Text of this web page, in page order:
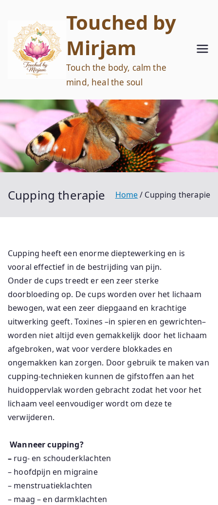
inhoud
Touched by
Mirjam
Touch the body, calm the
mind, heal the soul
Cupping therapie Home Cupping therapie
Cupping heeft een enorme dieptewerking en is
vooral effectief in de bestrijding van pijn.
Onder de cups treedt er een zeer sterke
doorbloeding op. De cups worden over het lichaam
bewogen, wat een zeer diepgaand en krachtige
uitwerking geeft. Toxines –in spieren en gewrichten–
worden niet altijd even gemakkelijk door het lichaam
afgebroken, wat voor verdere blokkades en
ongemakken kan zorgen. Door gebruik te maken van
cupping-technieken kunnen de gifstoffen aan het
huidoppervlak worden gebracht zodat het voor het
lichaam veel eenvoudiger wordt om deze te
verwijderen.
Wanneer cupping?
– rug- en schouderklachten
– hoofdpijn en migraine
– menstruatieklachten
– maag – en darmklachten